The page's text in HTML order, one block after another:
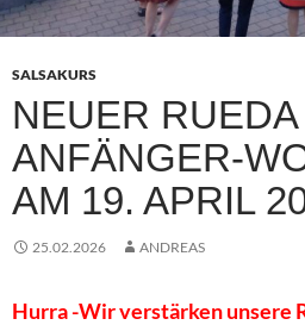
SALSAKURS
NEUER RUEDA
ANFÄNGER-
AM 19. APRIL
25.02.2026 ANDREAS
Hurra -Wir verstärken unsere